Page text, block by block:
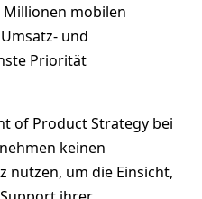
Millionen mobilen
und
Priorität
of Product Strategy bei
keinen
nutzen, um die Einsicht,